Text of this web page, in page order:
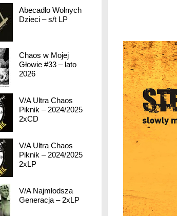
Abecadło Wolnych
Dzieci – s/t LP
Chaos w Mojej
Głowie #33 – lato
2026
V/A Ultra Chaos
Piknik – 2024/2025
2xCD
V/A Ultra Chaos
Piknik – 2024/2025
2xLP
V/A Najmłodsza
Generacja – 2xLP